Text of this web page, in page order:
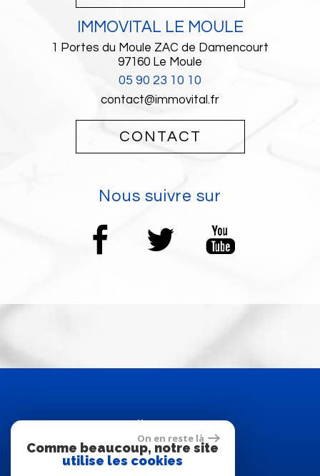
IMMOVITAL LE MOULE
1 Portes du Moule ZAC de Damencourt
97160 Le Moule
05 90 23 10 10
contact@immovital.fr
CONTACT
Nous suivre sur
On en reste là
Comme beaucoup, notre site
utilise les cookies